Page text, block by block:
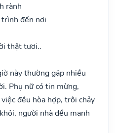
rành
trình đến nơi
thật tươi..
này thường gặp nhiều
Phụ nữ có tin mừng,
đều hòa hợp, trôi chảy
người nhà đều mạnh